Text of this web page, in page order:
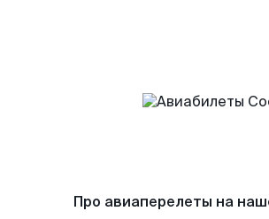
Про авиаперелеты на